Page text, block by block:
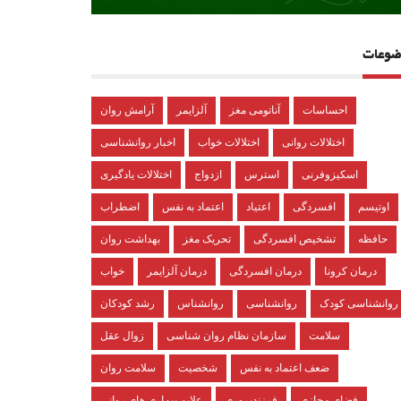
آرامش روان آلزایمر آناتومی مغز احساسات
اخبار روانشناسی اختلالات خواب اختلالات روانی
اختلالات یادگیری ازدواج استرس اسکیزوفرنی
اضطراب اعتماد به نفس اعتیاد افسردگی اوتیسم
بهداشت روان تحریک مغز تشخیص افسردگی حافظه
خواب درمان آلزایمر درمان افسردگی درمان کرونا
رشد کودکان روانشناس روانشناسی روانشناسی کودک
زوال عقل سازمان نظام روان شناسی سلامت
سلامت روان شخصیت ضعف اعتماد به نفس